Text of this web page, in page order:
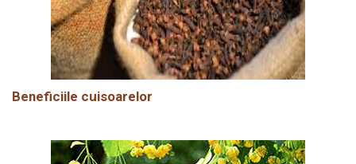
Beneficiile cuisoarelor